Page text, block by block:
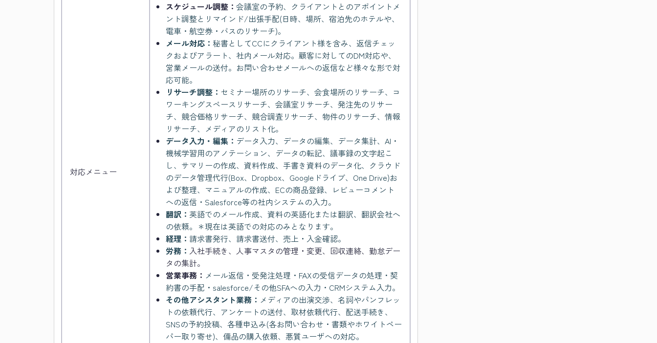
対応メニュー
スケジュール調整： 会議室の予約、クライアントとのアポイントメ
ント調整とリマインド/出張手配(日時、場所、宿泊先のホテルや、
電車・航空券・バスのリサーチ)。
メール対応： 秘書としてCCにクライアント様を含み、返信チェッ
クおよびアラート、社内メール対応。顧客に対してのDM対応や、
営業メールの送付。お問い合わせメールへの返信など様々な形で対
応可能。
リサーチ調整： セミナー場所のリサーチ、会食場所のリサーチ、コ
ワーキングスペースリサーチ、会議室リサーチ、発注先のリサー
チ、競合価格リサーチ、競合調査リサーチ、物件のリサーチ、情報
リサーチ、メディアのリスト化。
データ入力・編集： データ入力、データの編集、データ集計、AI・
機械学習用のアノテーション、データの転記、議事録の文字起こ
し、サマリーの作成、資料作成、手書き資料のデータ化、クラウド
のデータ管理代行(Box、Dropbox、Googleドライブ、One Drive)お
よび整理、マニュアルの作成、ECの商品登録、レビューコメント
への返信・Salesforce等の社内システムの入力。
翻訳： 英語でのメール作成、資料の英語化または翻訳、翻訳会社へ
の依頼。＊現在は英語での対応のみとなります。
経理： 請求書発行、請求書送付、売上・入金確認。
労務： 入社手続き、人事マスタの管理・変更、回収連絡、勤怠デー
タの集計。
営業事務： メール返信・受発注処理・FAXの受信データの処理・契
約書の手配・salesforce/その他SFAへの入力・CRMシステム入力。
その他アシスタント業務： メディアの出演交渉、名詞やパンフレッ
トの依頼代行、アンケートの送付、取材依頼代行、配送手続き、
SNSの予約投稿、各種申込み(各お問い合わせ・書類やホワイトペー
パー取り寄せ)、備品の購入依頼、悪質ユーザへの対応。